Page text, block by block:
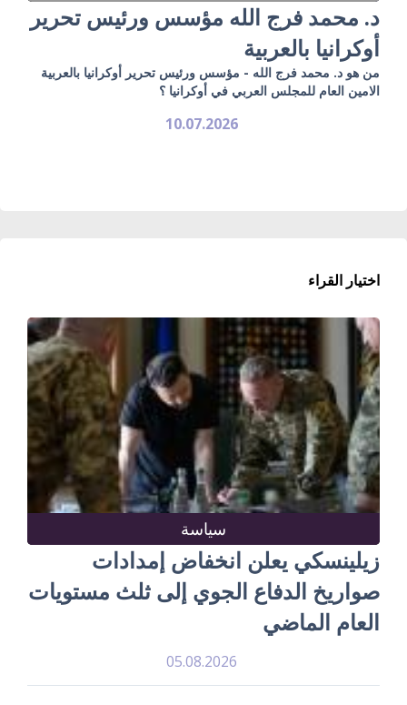
د. محمد فرج الله مؤسس ورئيس تحرير
أوكرانيا بالعربية
من هو د. محمد فرج الله - مؤسس ورئيس تحرير أوكرانيا بالعربية
الامين العام للمجلس العربي في أوكرانيا ؟
10.07.2026
اختيار القراء
سياسة
زيلينسكي يعلن انخفاض إمدادات
صواريخ الدفاع الجوي إلى ثلث مستويات
العام الماضي
05.08.2026